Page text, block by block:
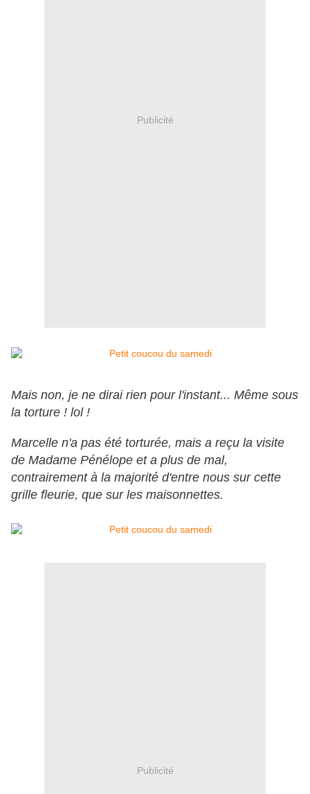
Publicité
Mais non, je ne dirai rien pour l'instant... Même sous
la torture ! lol !
Marcelle n'a pas été torturée, mais a reçu la visite
de Madame Pénélope et a plus de mal,
contrairement à la majorité d'entre nous sur cette
grille fleurie, que sur les maisonnettes.
Publicité